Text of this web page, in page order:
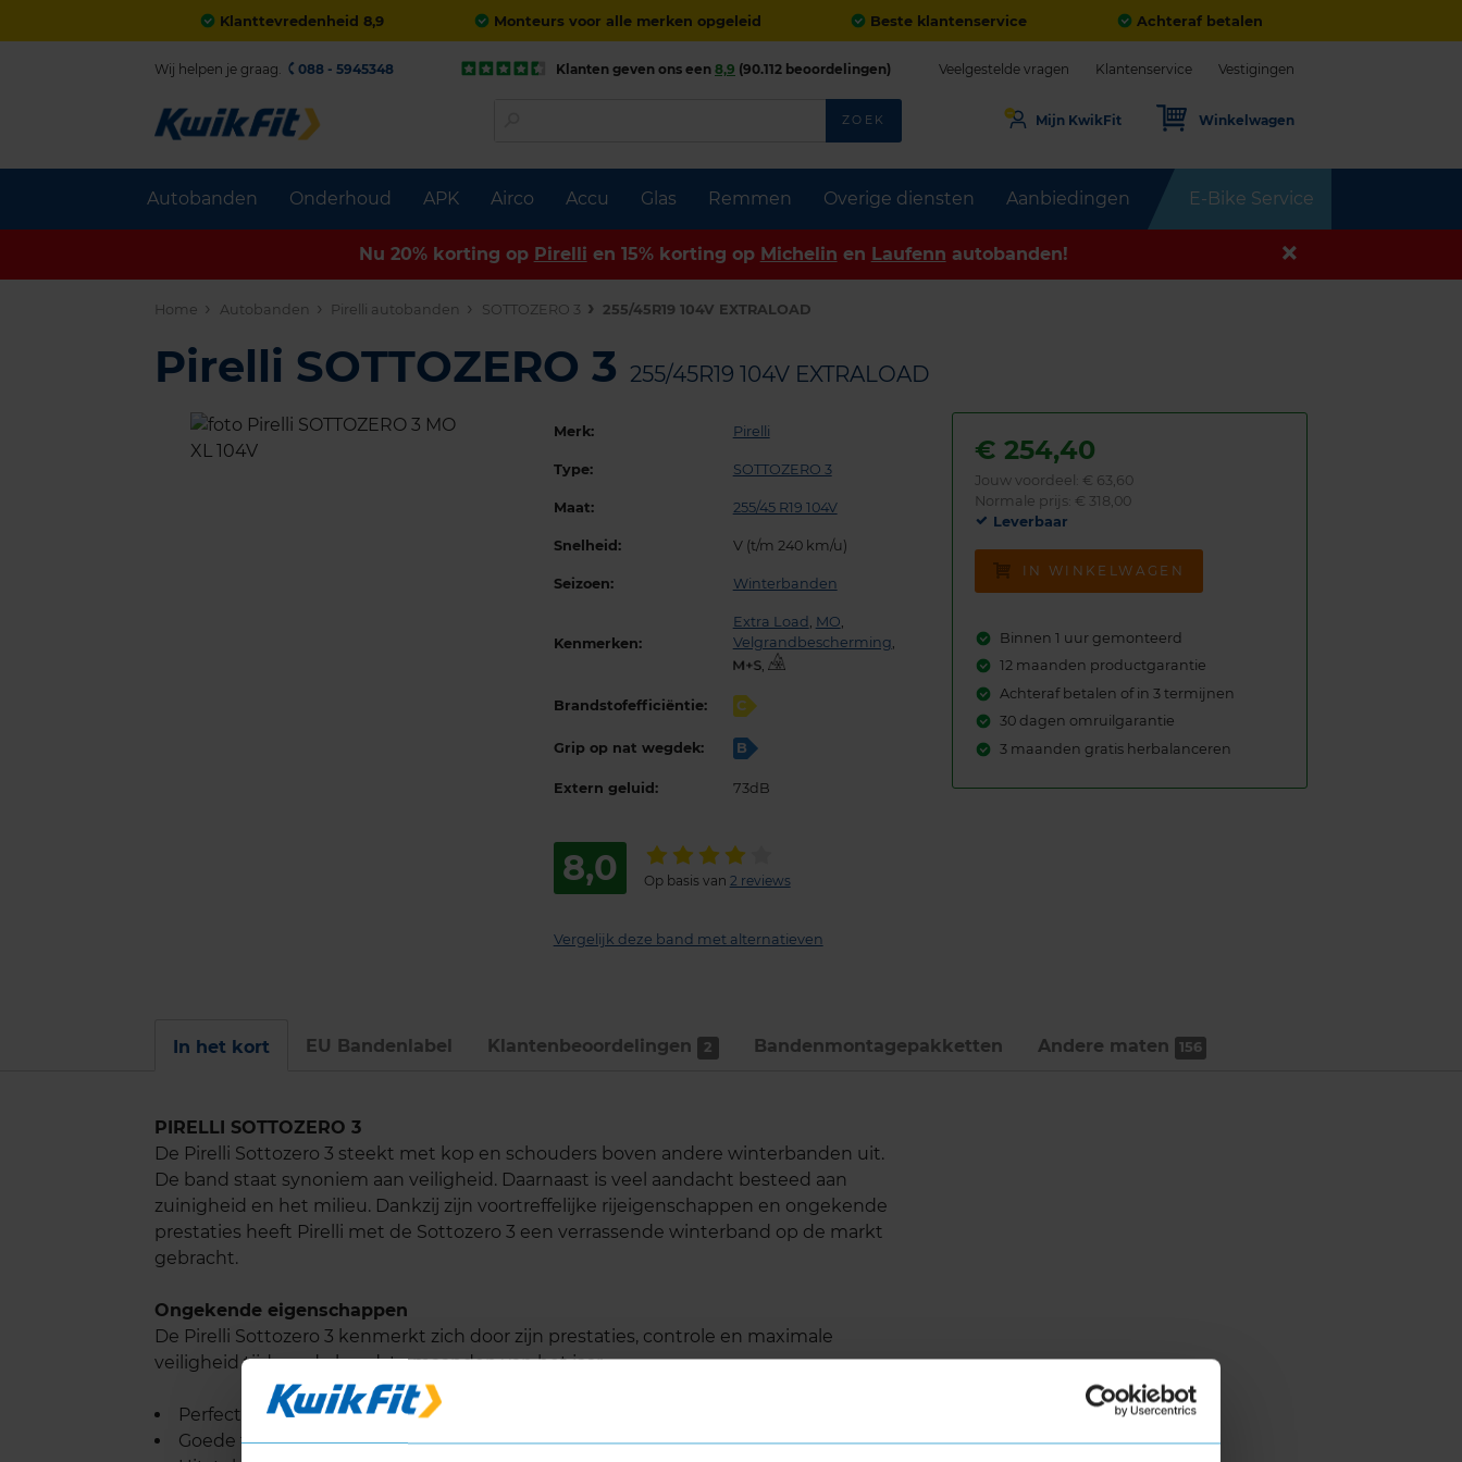
Klanttevredenheid 8,9 Monteurs voor alle merken opgeleid Beste klantenservice Achteraf betalen
Autobanden Onderhoud APK Airco Accu Glas Remmen Overige diensten Aanbiedingen E-Bike Service
Wij helpen je graag. 088 - 5945348 Klanten geven ons een 8,9 (90.112 beoordelingen) Veelgestelde vragen Klantenservice Vestigingen
ZOEK Mijn KwikFit Winkelwagen
Nu 20% korting op Pirelli en 15% korting op Michelin en Laufenn autobanden!
Home Autobanden Pirelli autobanden SOTTOZERO 3 255/45R19 104V EXTRALOAD
Pirelli SOTTOZERO 3 255/45R19 104V EXTRALOAD
Merk: Pirelli
Type: SOTTOZERO 3
Maat: 255/45 R19 104V
Snelheid: V (t/m 240 km/u)
Seizoen: Winterbanden
Kenmerken:
Extra Load , MO,
Velgrandbescherming,
,
Brandstofefficiëntie: C
Grip op nat wegdek: B
Extern geluid: 73dB
8,0 Op basis van 2 reviews
Vergelijk deze band met alternatieven
€254,40
Jouw voordeel: € 63,60
Normale prijs: € 318,00
Leverbaar
IN WINKELWAGEN
Binnen 1 uur gemonteerd
12 maanden productgarantie
Achteraf betalen of in 3 termijnen
30 dagen omruilgarantie
3 maanden gratis herbalanceren
In het kort EU Bandenlabel Klantenbeoordelingen 2 Bandenmontage­pakketten Andere maten 156
PIRELLI SOTTOZERO 3
De Pirelli Sottozero 3 steekt met kop en schouders boven andere winterbanden uit.
De band staat synoniem aan veiligheid. Daarnaast is veel aandacht besteed aan
zuinigheid en het milieu. Dankzij zijn voortreffelijke rijeigenschappen en ongekende
prestaties heeft Pirelli met de Sottozero 3 een verrassende winterband op de markt
gebracht.
Ongekende eigenschappen
De Pirelli Sottozero 3 kenmerkt zich door zijn prestaties, controle en maximale
veiligheid tijdens de koudste maanden van het jaar.
Perfecte grip onder uiteenlopende weersomstandigheden
Goede tractie op ijs en sneeuw